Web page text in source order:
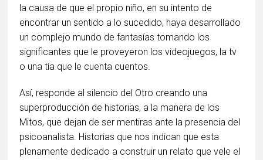
la causa de que el propio niño, en su intento de
encontrar un sentido a lo sucedido, haya desarrollado
un complejo mundo de fantasías tomando los
significantes que le proveyeron los videojuegos, la tv
o una tía que le cuenta cuentos.
Así, responde al silencio del Otro creando una
superproducción de historias, a la manera de los
Mitos, que dejan de ser mentiras ante la presencia del
psicoanalista. Historias que nos indican que esta
plenamente dedicado a construir un relato que vele el